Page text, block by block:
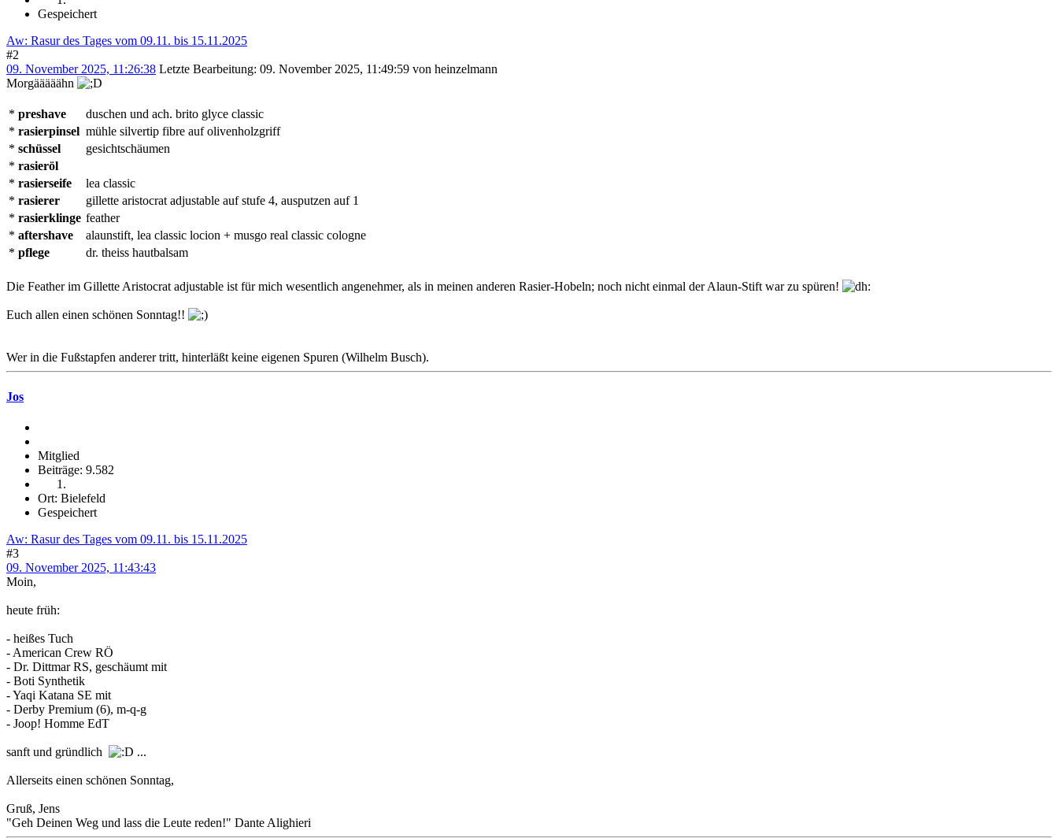
Gespeichert
Aw: Rasur des Tages vom 09.11. bis 15.11.2025
#2
09. November 2025, 11:26:38 Letzte Bearbeitung: 09. November 2025, 11:49:59 von heinzelmann
Morgääääähn
* preshave
duschen und ach. brito glyce classic
* rasierpinsel mühle silvertip fibre auf olivenholzgriff
* schüssel
gesichtschäumen
* rasieröl
* rasierseife
lea classic
* rasierer
gillette aristocrat adjustable auf stufe 4, ausputzen auf 1
* rasierklinge feather
* aftershave
alaunstift, lea classic locion + musgo real classic cologne
* pflege dr. theiss hautbalsam
Die Feather im Gillette Aristocrat adjustable ist für mich wesentlich angenehmer, als in meinen anderen Rasier-Hobeln; noch nicht einmal der Alaun-Stift war zu spüren!
Euch allen einen schönen Sonntag!!
Wer in die Fußstapfen anderer tritt, hinterläßt keine eigenen Spuren (Wilhelm Busch).
Jos
Mitglied
Beiträge: 9.582
Ort: Bielefeld
Gespeichert
Aw: Rasur des Tages vom 09.11. bis 15.11.2025
#3
09. November 2025, 11:43:43
Moin,
heute früh:
- heißes Tuch
- American Crew RÖ
- Dr. Dittmar RS, geschäumt mit
- Boti Synthetik
- Yaqi Katana SE mit
- Derby Premium (6), m-q-g
- Joop! Homme EdT
sanft und gründlich ...
Allerseits einen schönen Sonntag,
Gruß, Jens
"Geh Deinen Weg und lass die Leute reden!" Dante Alighieri